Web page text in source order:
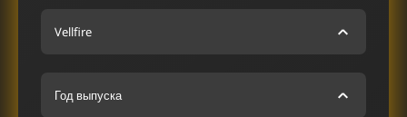
Vellfire
Год выпуска